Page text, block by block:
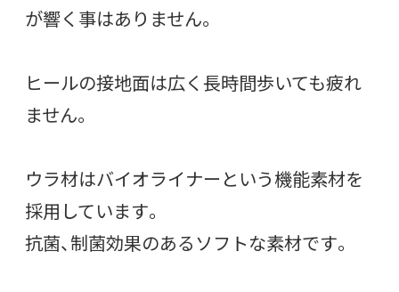
が響く事はありません。
ヒールの接地面は広く長時間歩いても疲れ
ません。
ウラ材はバイオライナーという機能素材を
採用しています。
抗菌、制菌効果のあるソフトな素材です。